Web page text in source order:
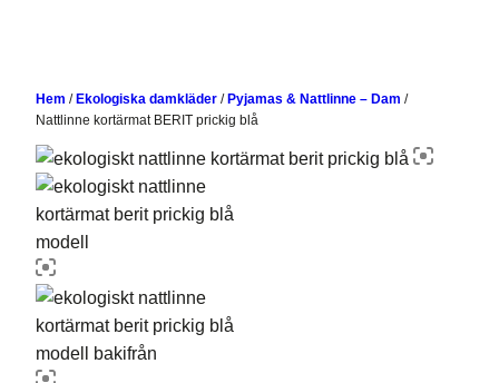
Hem / Ekologiska damkläder / Pyjamas & Nattlinne – Dam /
Nattlinne kortärmat BERIT prickig blå